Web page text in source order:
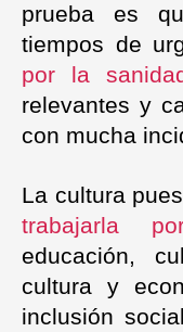
prueba es
tiempos de
por la
relevantes y
con mucha
La cultura
trabajarla
educación,
cultura y
inclusión